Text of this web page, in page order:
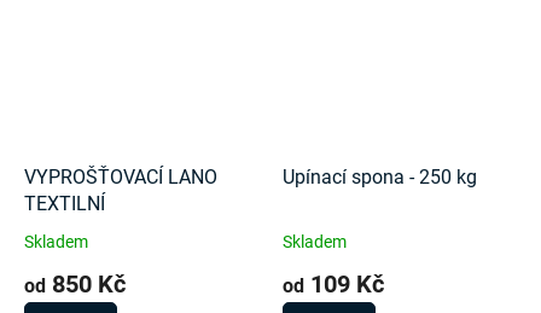
VYPROŠŤOVACÍ LANO
TEXTILNÍ
Skladem
od 850 Kč
Upínací spona - 250 kg
Skladem
od 109 Kč